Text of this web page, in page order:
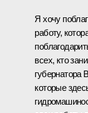
Я хочу
работу,
всех, кто
губернатора
которые